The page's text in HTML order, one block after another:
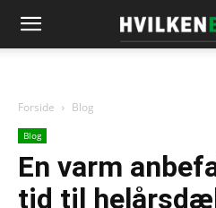
Forside Blog
Blog
En varm
tid til